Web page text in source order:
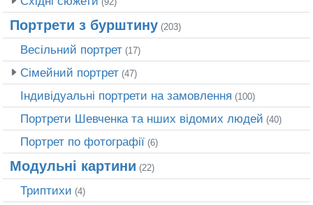
Портрети з бурштину (203)
Весільний портрет (17)
Сімейний портрет (47)
Індивідуальні портрети на замовлення (100)
Портрети Шевченка та нших відомих людей (40)
Портрет по фотографії (6)
Модульні картини (22)
Триптихи (4)